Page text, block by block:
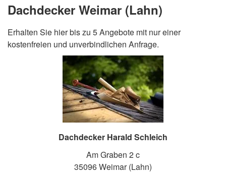
Dachdecker Weimar (Lahn)
Erhalten Sie hier bis zu 5 Angebote mit nur einer
kostenfreien und unverbindlichen Anfrage.
Dachdecker Harald Schleich
Am Graben 2 c
35096 Weimar (Lahn)